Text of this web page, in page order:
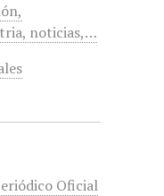
noticias,…
Oficial